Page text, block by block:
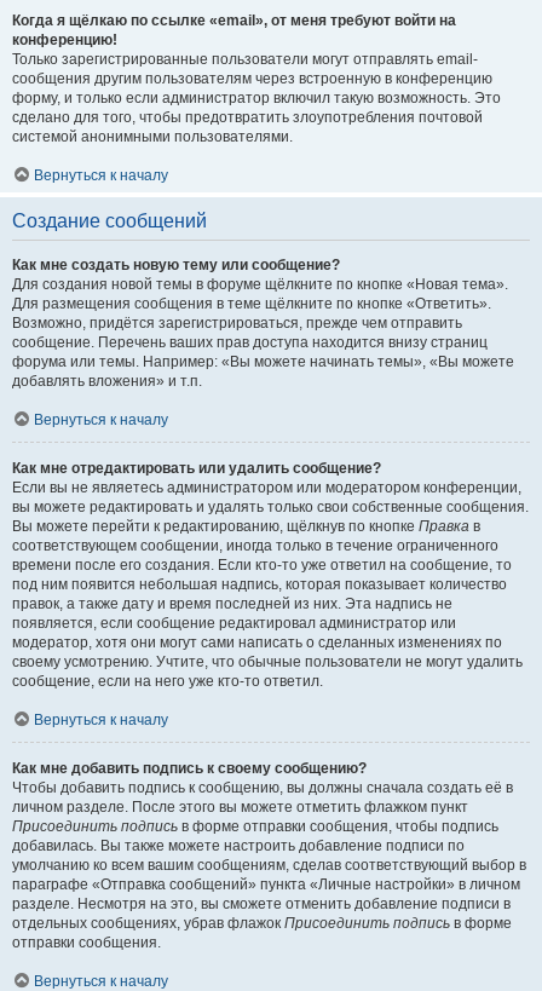
Когда я щёлкаю по ссылке «email», от меня требуют войти на
конференцию!
Только зарегистрированные пользователи могут отправлять email-
сообщения другим пользователям через встроенную в конференцию
форму, и только если администратор включил такую возможность. Это
сделано для того, чтобы предотвратить злоупотребления почтовой
системой анонимными пользователями.
Вернуться к началу
Создание сообщений
Как мне создать новую тему или сообщение?
Для создания новой темы в форуме щёлкните по кнопке «Новая тема».
Для размещения сообщения в теме щёлкните по кнопке «Ответить».
Возможно, придётся зарегистрироваться, прежде чем отправить
сообщение. Перечень ваших прав доступа находится внизу страниц
форума или темы. Например: «Вы можете начинать темы», «Вы можете
добавлять вложения» и т.п.
Вернуться к началу
Как мне отредактировать или удалить сообщение?
Если вы не являетесь администратором или модератором конференции,
вы можете редактировать и удалять только свои собственные сообщения.
Вы можете перейти к редактированию, щёлкнув по кнопке Правка в
соответствующем сообщении, иногда только в течение ограниченного
времени после его создания. Если кто-то уже ответил на сообщение, то
под ним появится небольшая надпись, которая показывает количество
правок, а также дату и время последней из них. Эта надпись не
появляется, если сообщение редактировал администратор или
модератор, хотя они могут сами написать о сделанных изменениях по
своему усмотрению. Учтите, что обычные пользователи не могут удалить
сообщение, если на него уже кто-то ответил.
Вернуться к началу
Как мне добавить подпись к своему сообщению?
Чтобы добавить подпись к сообщению, вы должны сначала создать её в
личном разделе. После этого вы можете отметить флажком пункт
Присоединить подпись в форме отправки сообщения, чтобы подпись
добавилась. Вы также можете настроить добавление подписи по
умолчанию ко всем вашим сообщениям, сделав соответствующий выбор в
параграфе «Отправка сообщений» пункта «Личные настройки» в личном
разделе. Несмотря на это, вы сможете отменить добавление подписи в
отдельных сообщениях, убрав флажок Присоединить подпись в форме
отправки сообщения.
Вернуться к началу